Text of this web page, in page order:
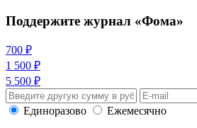
Поддержите журнал «Фома»
700 ₽
1 500 ₽
5 500 ₽
Единоразово
Ежемесячно